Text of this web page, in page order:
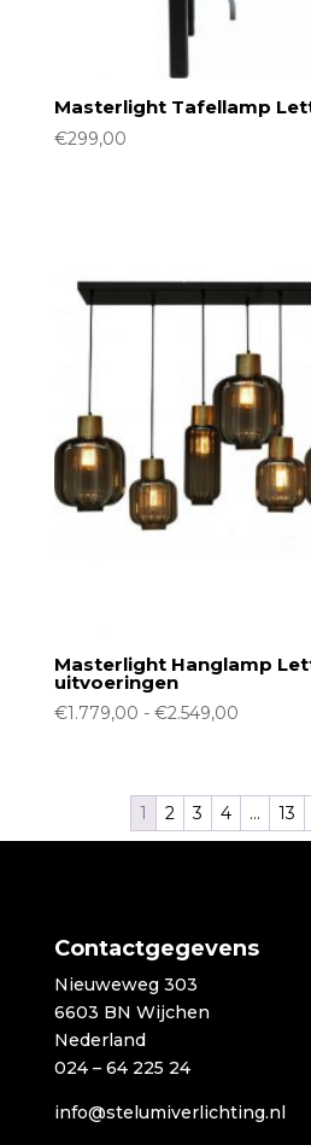
Masterlight Tafellamp
€299,00
Masterlight Hanglamp
uitvoeringen
€1.779,00 - €2.549,00
1
2 3 4 … 13
Contactgegevens
Nieuweweg 303
6603 BN Wijchen
Nederland
024 – 64 225 24
info@stelumiverlichting.nl